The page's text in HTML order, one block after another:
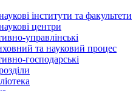
інститути та факультети
центри
управлінські
та науковий процес
господарські